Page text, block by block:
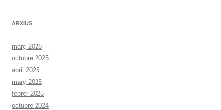
ARXIUS
març 2026
octubre 2025
abril 2025
març 2025
febrer 2025
octubre 2024